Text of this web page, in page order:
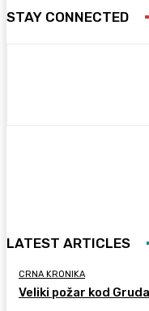
STAY CONNECTED
LATEST ARTICLES
CRNA KRONIKA
Veliki požar kod